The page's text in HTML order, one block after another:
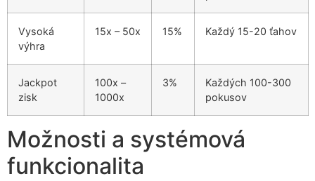
Vysoká
výhra
15x – 50x 15% Každý 15-20 ťahov
Jackpot
zisk
100x –
1000x
3%
Každých 100-300
pokusov
Možnosti a systémová
funkcionalita